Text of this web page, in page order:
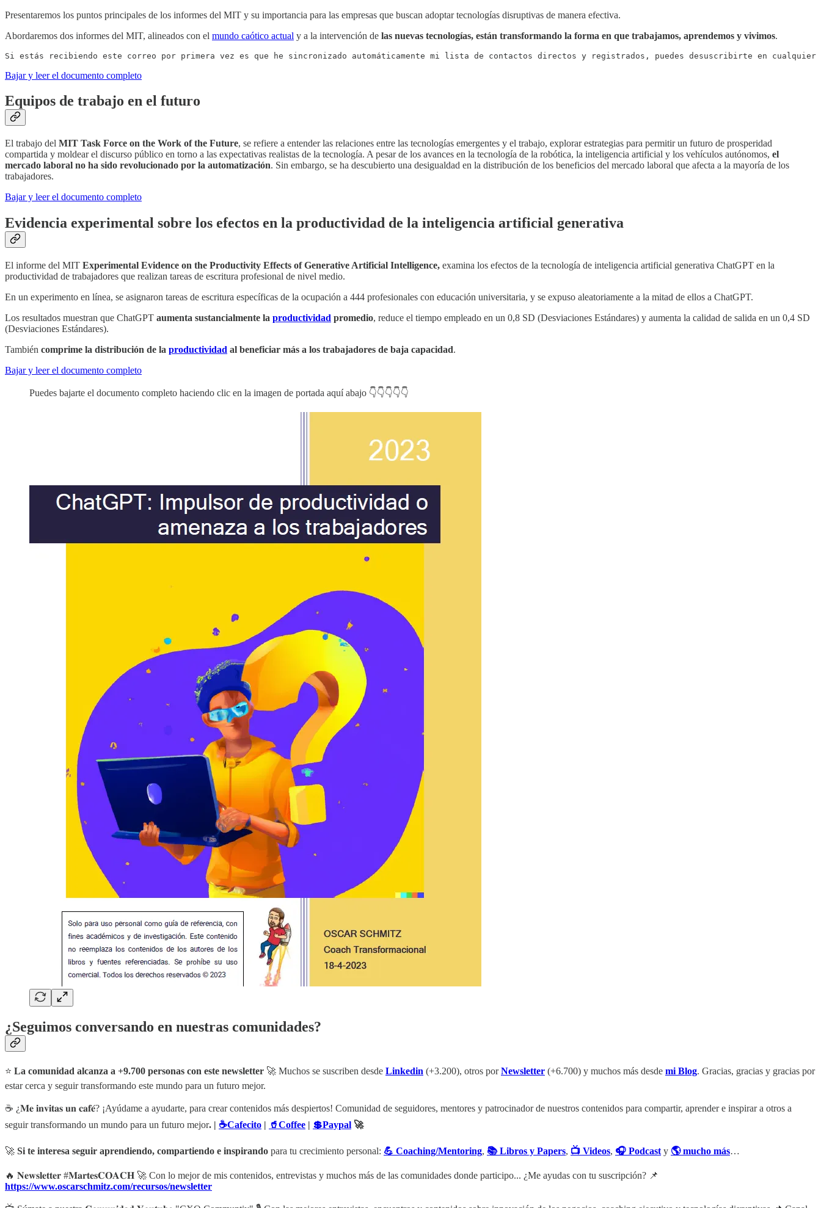
Presentaremos los puntos principales de los informes del MIT y su importancia para las empresas que buscan adoptar tecnologías disruptivas de manera efectiva.
Abordaremos dos informes del MIT, alineados con el mundo caótico actual y a la intervención de las nuevas tecnologías, están transformando la forma en que trabajamos, aprendemos y vivimos.
Si estás recibiendo este correo por primera vez es que he sincronizado automáticamente mi lista de contactos directos y registrados, puedes desuscribirte en
Bajar y leer el documento completo
Equipos de trabajo en el futuro
El trabajo del MIT Task Force on the Work of the Future, se refiere a entender las relaciones entre las tecnologías emergentes y el trabajo, explorar estrategias para permitir un futuro de prosperidad
compartida y moldear el discurso público en torno a las expectativas realistas de la tecnología. A pesar de los avances en la tecnología de la robótica, la inteligencia artificial y los vehículos autónomos, el
mercado laboral no ha sido revolucionado por la automatización. Sin embargo, se ha descubierto una desigualdad en la distribución de los beneficios del mercado laboral que afecta a la mayoría de los
trabajadores.
Bajar y leer el documento completo
Evidencia experimental sobre los efectos en la productividad de la inteligencia artificial generativa
El informe del MIT Experimental Evidence on the Productivity Effects of Generative Artificial Intelligence, examina los efectos de la tecnología de inteligencia artificial generativa ChatGPT en la
productividad de trabajadores que realizan tareas de escritura profesional de nivel medio.
En un experimento en línea, se asignaron tareas de escritura específicas de la ocupación a 444 profesionales con educación universitaria, y se expuso aleatoriamente a la mitad de ellos a ChatGPT.
Los resultados muestran que ChatGPT aumenta sustancialmente la productividad promedio, reduce el tiempo empleado en un 0,8 SD (Desviaciones Estándares) y aumenta la calidad de salida en un 0,4 SD
(Desviaciones Estándares).
También comprime la distribución de la productividad al beneficiar más a los trabajadores de baja capacidad.
Bajar y leer el documento completo
Puedes bajarte el documento completo haciendo clic en la imagen de portada aquí abajo 👇👇👇👇👇
¿Seguimos conversando en nuestras comunidades?
⭐ La comunidad alcanza a +9.700 personas con este newsletter 🚀 Muchos se suscriben desde Linkedin (+3.200), otros porNewsletter (+6.700) y muchos más desde mi Blog. Gracias, gracias y gracias por
estar cerca y seguir transformando este mundo para un futuro mejor.
☕ ¿𝐌𝐞 𝐢𝐧𝐯𝐢𝐭𝐚𝐬 𝐮𝐧 𝐜𝐚𝐟𝐞́? ¡Ayúdame a ayudarte, para crear contenidos más despiertos! Comunidad de seguidores, mentores y patrocinador de nuestros contenidos para compartir, aprender e inspirar a otros a
seguir transformando un mundo para un futuro mejor. | ☕Cafecito | 🥤Coffee | 💲Paypal 🚀
🚀 Si te interesa seguir aprendiendo, compartiendo e inspirando para tu crecimiento personal: 💪 Coaching/Mentoring, 📚 Libros y Papers, 📺 Videos, 🎧 Podcast y 🌎 mucho más…
🔥 𝐍𝐞𝐰𝐬𝐥𝐞𝐭𝐭𝐞𝐫 #𝐌𝐚𝐫𝐭𝐞𝐬𝐂𝐎𝐀𝐂𝐇 🚀 Con lo mejor de mis contenidos, entrevistas y muchos más de las comunidades donde participo... ¿Me ayudas con tu suscripción? 📌
https://www.oscarschmitz.com/recursos/newsletter